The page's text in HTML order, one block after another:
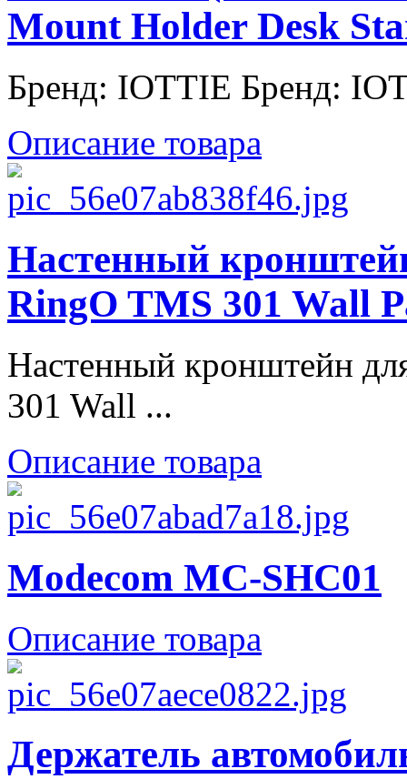
Mount Holder Desk
Бренд: IOTTIE Бренд:
Описание товара
Настенный
RingO TMS 301 Wall
Настенный кронштейн
301 Wall ...
Описание товара
Modecom MC-SHC01
Описание товара
Держатель